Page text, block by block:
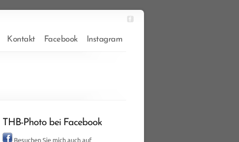
Kontakt Facebook Instagram
THB-Photo bei Facebook
Besuchen Sie mich auch auf